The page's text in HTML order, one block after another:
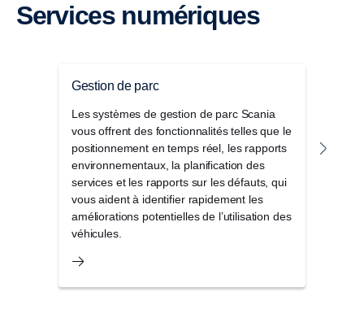
Services numériques
Gestion de parc
Les systèmes de gestion de parc Scania
vous offrent des fonctionnalités telles que le
positionnement en temps réel, les rapports
environnementaux, la planification des
services et les rapports sur les défauts, qui
vous aident à identifier rapidement les
améliorations potentielles de l’utilisation des
véhicules.